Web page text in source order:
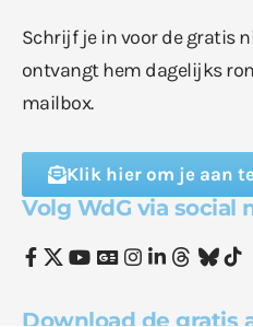
Schrijf je in voor de gratis
ontvangt hem dagelijks
mailbox.
Klik hier om je aan
Volg WdG via social
Download de gratis